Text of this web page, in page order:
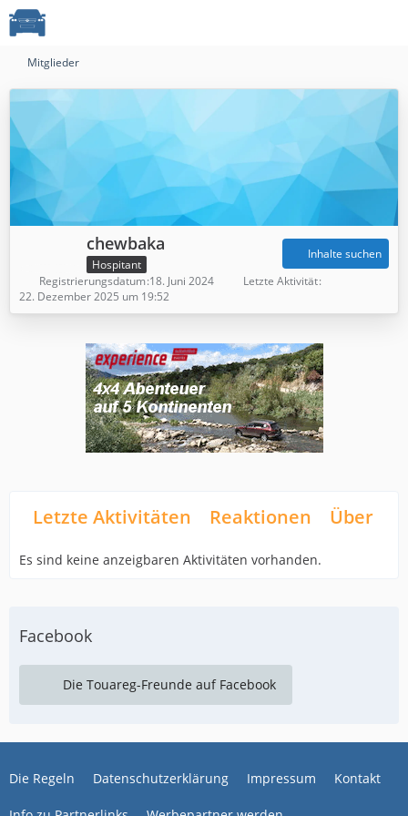
Mitglieder
chewbaka
Hospitant
Inhalte suchen
Registrierungsdatum 18. Juni 2024
Letzte Aktivität
22. Dezember 2025 um 19:52
Letzte Aktivitäten Reaktionen Über
Es sind keine anzeigbaren Aktivitäten vorhanden.
Facebook
Die Touareg-Freunde auf Facebook
Die Regeln Datenschutzerklärung Impressum Kontakt